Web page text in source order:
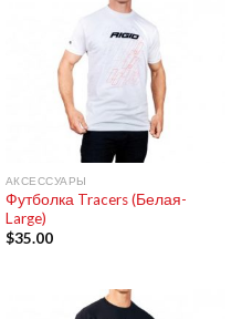
АКСЕССУАРЫ
Футболка Tracers (Белая-
Large)
$35.00